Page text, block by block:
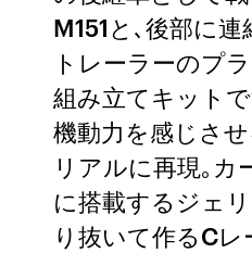
M151と､後部に
トレーラーのプ
組み立てキット
機動力を感じさ
リアルに再現｡カ
に搭載するジェ
り抜いて作るCレ